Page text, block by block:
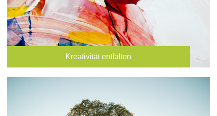
Kreativität entfalten